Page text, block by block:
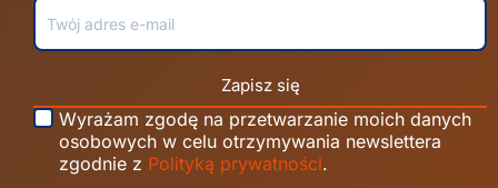
Zapisz się
Wyrażam zgodę na przetwarzanie moich danych
osobowych w celu otrzymywania newslettera
zgodnie z Polityką prywatności.